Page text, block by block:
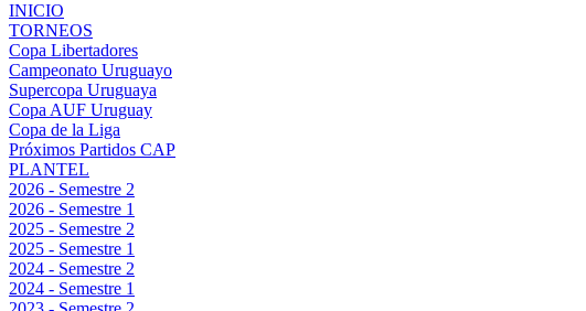
INICIO
TORNEOS
Copa Libertadores
Campeonato Uruguayo
Supercopa Uruguaya
Copa AUF Uruguay
Copa de la Liga
Próximos Partidos CAP
PLANTEL
2026 - Semestre 2
2026 - Semestre 1
2025 - Semestre 2
2025 - Semestre 1
2024 - Semestre 2
2024 - Semestre 1